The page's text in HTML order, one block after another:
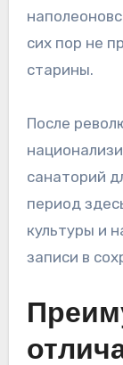
сих пор не
старины.
После
санаторий
период
культуры и
записи в